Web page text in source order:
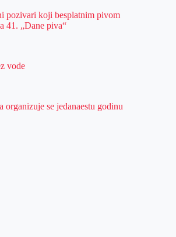
pozivari koji besplatnim pivom
41. „Dane piva“
vode
organizuje se jedanaestu godinu